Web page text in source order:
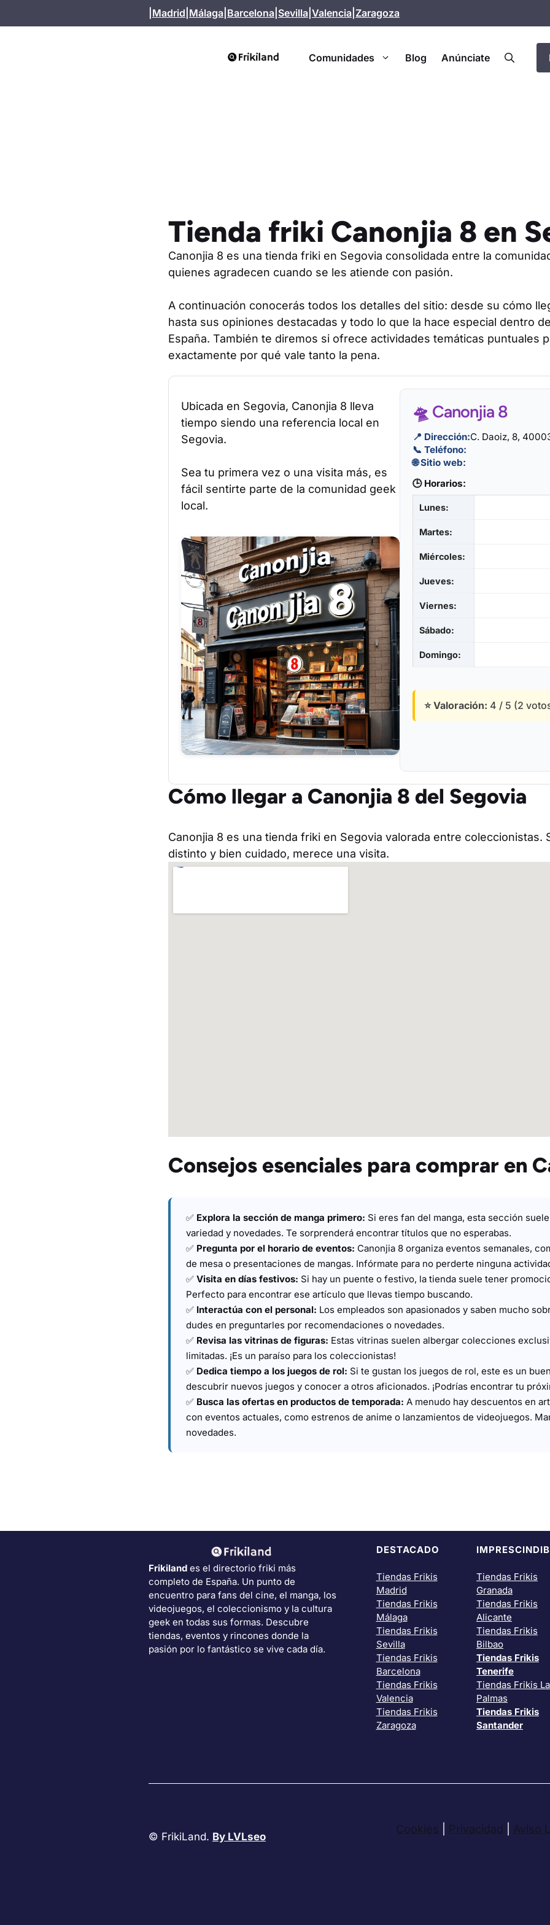
al
Madrid Málaga Barcelona Sevilla Valencia Zaragoza
Comunidades Blog Anúnciate
Tienda friki Canonjia 8 en
Canonjia 8 es una tienda friki en Segovia consolidada entre la
quienes agradecen cuando se les atiende con pasión.
A continuación conocerás todos los detalles del sitio: desde su cómo
hasta sus opiniones destacadas y todo lo que la hace especial dentro
España. También te diremos si ofrece actividades temáticas puntuales
exactamente por qué vale tanto la pena.
Ubicada en Segovia, Canonjia 8 lleva
tiempo siendo una referencia local en
Segovia.
Sea tu primera vez o una visita más, es
fácil sentirte parte de la comunidad geek
local.
🛸 Canonjia 8
📍 Dirección:C. Daoiz, 8,
📞 Teléfono:
🌐 Sitio web:
🕒 Horarios:
Lunes:
Martes:
Miércoles:
Jueves:
Viernes:
Sábado:
Domingo:
⭐ Valoración: 4 / 5 (2
Cómo llegar a Canonjia 8 del Segovia
Canonjia 8 es una tienda friki en Segovia valorada entre coleccionistas.
distinto y bien cuidado, merece una visita.
Consejos esenciales para comprar en
✅ Explora la sección de manga primero: Si eres fan del manga, esta sección
variedad y novedades. Te sorprenderá encontrar títulos que no esperabas.
✅ Pregunta por el horario de eventos: Canonjia 8 organiza eventos semanales,
de mesa o presentaciones de mangas. Infórmate para no perderte ninguna
✅ Visita en días festivos: Si hay un puente o festivo, la tienda suele tener
Perfecto para encontrar ese artículo que llevas tiempo buscando.
✅ Interactúa con el personal: Los empleados son apasionados y saben mucho
dudes en preguntarles por recomendaciones o novedades.
✅ Revisa las vitrinas de figuras: Estas vitrinas suelen albergar colecciones
limitadas. ¡Es un paraíso para los coleccionistas!
✅ Dedica tiempo a los juegos de rol: Si te gustan los juegos de rol, este es un
descubrir nuevos juegos y conocer a otros aficionados. ¡Podrías encontrar tu
✅ Busca las ofertas en productos de temporada: A menudo hay descuentos en
con eventos actuales, como estrenos de anime o lanzamientos de videojuegos.
novedades.
Frikiland es el directorio friki más
completo de España. Un punto de
encuentro para fans del cine, el manga, los
videojuegos, el coleccionismo y la cultura
geek en todas sus formas. Descubre
tiendas, eventos y rincones donde la
pasión por lo fantástico se vive cada día.
DESTACADO
Tiendas Frikis
Madrid
Tiendas Frikis
Málaga
Tiendas Frikis
Sevilla
Tiendas Frikis
Barcelona
Tiendas Frikis
Valencia
Tiendas Frikis
Zaragoza
Tiendas Frikis
Granada
Tiendas Frikis
Alicante
Tiendas Frikis
Bilbao
Tiendas Frikis
Tenerife
Tiendas Frikis
Palmas
Tiendas Frikis
Santander
© FrikiLand. By LVLseo
Cookies Privacidad Aviso